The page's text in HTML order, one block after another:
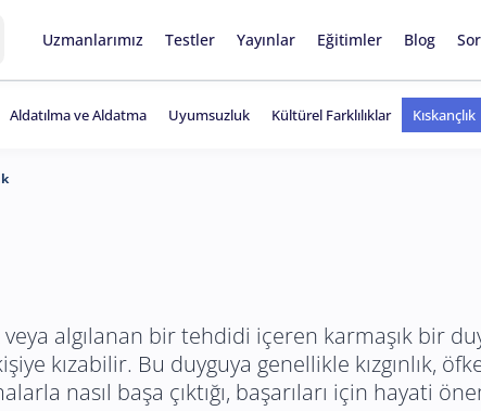
Uzmanlarımız Testler Yayınlar Eğitimler Blog
Aldatılma ve Aldatma Uyumsuzluk Kültürel Farklılıklar Kıskançlık
algılanan bir tehdidi içeren karmaşık bir
kızabilir. Bu duyguya genellikle kızgınlık,
nasıl başa çıktığı, başarıları için hayati